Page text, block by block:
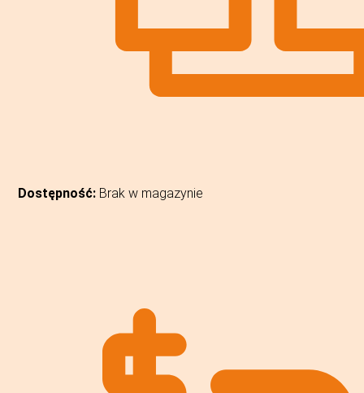
Dostępność: Brak w magazynie